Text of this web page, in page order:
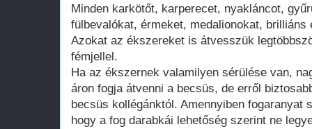
Minden karkötőt, karperecet, nyakláncot,
fülbevalókat, érmeket, medalionokat,
Azokat az ékszereket is átvesszük
fémjellel.
Ha az ékszernek valamilyen sérülése van,
áron fogja átvenni a becsüs, de erről
becsüs kollégánktól. Amennyiben fogaranyat
hogy a fog darabkái lehetőség szerint ne